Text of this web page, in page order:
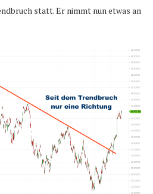
statt. Er nimmt nun etwas an